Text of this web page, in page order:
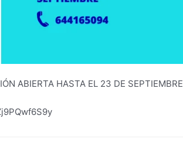
ABIERTA HASTA EL 23 DE SEPTIEMBRE